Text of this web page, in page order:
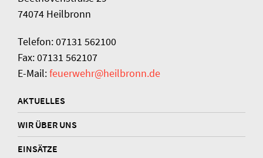
74074 Heilbronn
Telefon: 07131 562100
Fax: 07131 562107
E-Mail:feuerwehr@heilbronn.de
AKTUELLES
WIR ÜBER UNS
EINSÄTZE